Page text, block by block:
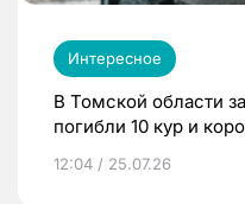
Интересное
В Томской области
погибли 10 кур и
12:04 / 25.07.26